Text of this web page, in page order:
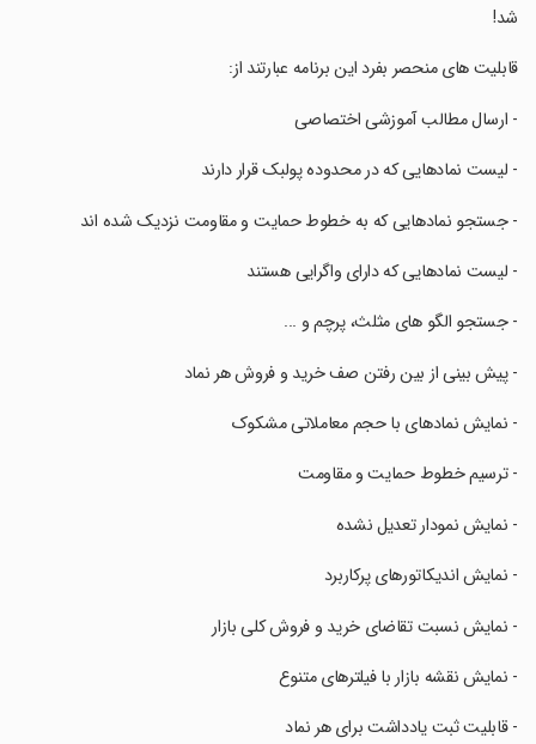
شد!
‏قابلیت های منحصر بفرد این برنامه عبارتند از:
‏- ارسال مطالب آموزشی اختصاصی
‏- لیست نمادهایی که در محدوده پولبک قرار دارند
‏- جستجو نمادهایی که به خطوط حمایت و مقاومت نزدیک شده اند
‏- لیست نمادهایی که دارای واگرایی هستند
‏- جستجو الگو های مثلث، پرچم و ...
‏- پیش بینی از بین رفتن صف خرید و فروش هر نماد
‏- نمایش نمادهای با حجم معاملاتی مشکوک
‏- ترسیم خطوط حمایت و مقاومت
‏- نمایش نمودار تعدیل نشده
‏- نمایش اندیکاتورهای پرکاربرد
‏- نمایش نسبت تقاضای خرید و فروش کلی بازار
‏- نمایش نقشه بازار با فیلترهای متنوع
‏- قابلیت ثبت یادداشت برای هر نماد